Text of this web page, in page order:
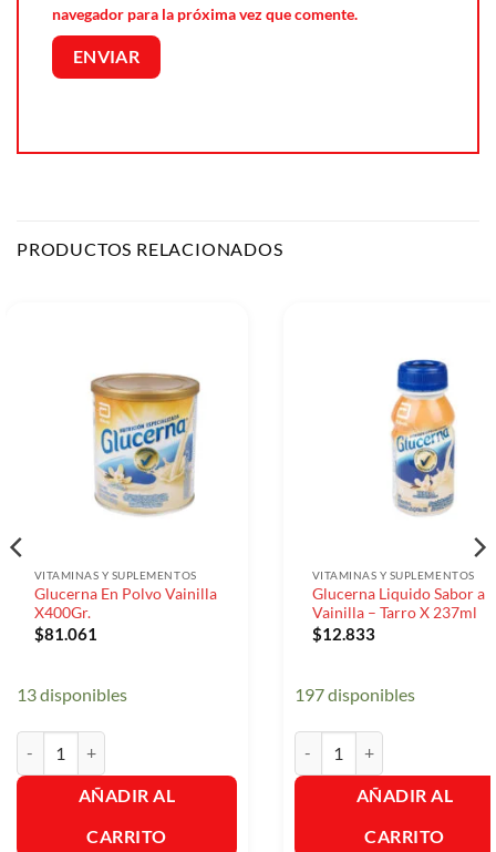
navegador para la próxima vez que comente.
PRODUCTOS RELACIONADOS
VITAMINAS Y SUPLEMENTOS
Glucerna En Polvo Vainilla
X400Gr.
$81.061
13 disponibles
AÑADIR AL
CARRITO
VITAMINAS Y SUPLEMENTOS
Glucerna Liquido Sabor a
Vainilla – Tarro X 237ml
$12.833
197 disponibles
AÑADIR AL
CARRITO